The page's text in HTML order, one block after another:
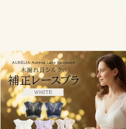
漏れ日シルクの補正レース
ー：ベージュ＞ 【12203-